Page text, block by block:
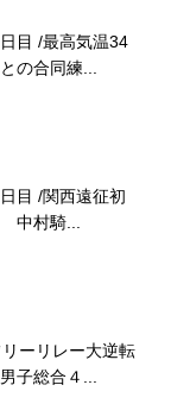
目 /最高気温34
の合同練...
目 /関西遠征初
中村騎...
ーリレー大逆転
子総合４...